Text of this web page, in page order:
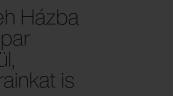
Házba
is